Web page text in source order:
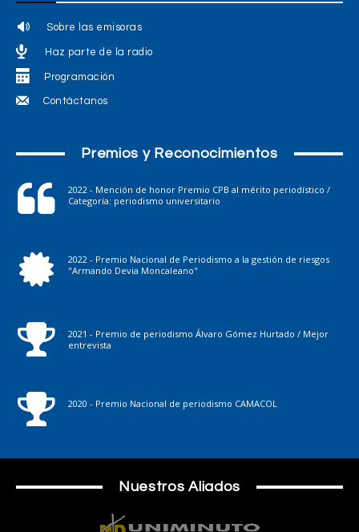
Sobre las emisoras
Haz parte de la radio
Programación
Contáctanos
Premios y Reconocimientos
2022 - Mención de honor Premio CPB al mérito periodístico /
Categoría: periodismo universitario
2022 - Premio Nacional de Periodismo a la gestión de riesgos
"Armando Devia Moncaleano"
2021 - Premio de periodismo Álvaro Gómez Hurtado / Mejor
entrevista
2020 - Premio Nacional de periodismo CAMACOL
Nuestros Aliados